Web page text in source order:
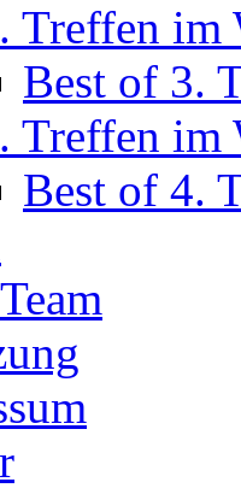
Treffen im
Best of 3.
Treffen im
Best of 4.